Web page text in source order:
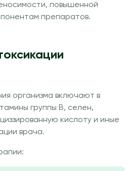
повышенной
препаратов.
организма включают в
группы В, селен,
кислоту и иные
врача.